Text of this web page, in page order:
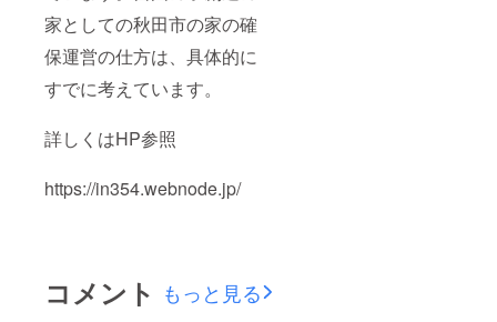
家としての秋田市の家の確
保運営の仕方は、具体的に
すでに考えています。
詳しくはHP参照
https://in354.webnode.jp/
コメント もっと見る